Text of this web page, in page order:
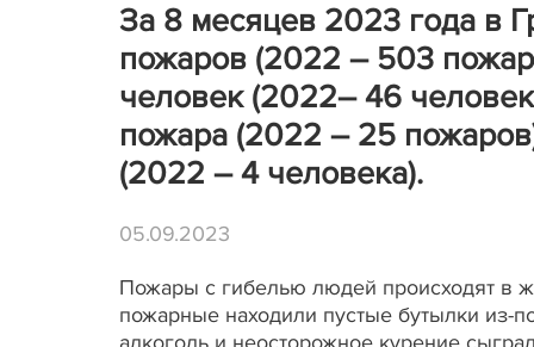
За 8 месяцев 2023 года в
пожаров (2022 – 503
человек (2022– 46
пожара (2022 – 25
(2022 – 4 человека).
05.09.2023
Пожары с гибелью людей происходят в
пожарные находили пустые бутылки из-